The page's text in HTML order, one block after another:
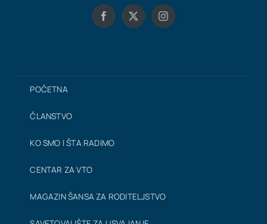
POČETNA
ČLANSTVO
KO SMO I ŠTA RADIMO
CENTAR ZA VTO
MAGAZIN ŠANSA ZA RODITELJSTVO